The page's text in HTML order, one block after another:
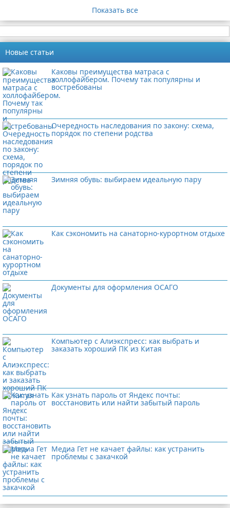
Показать все
Новые статьи
Каковы преимущества матраса с
холлофайбером. Почему так популярны и
востребованы
Очередность наследования по закону: схема,
порядок по степени родства
Зимняя обувь: выбираем идеальную пару
Как сэкономить на санаторно-курортном отдыхе
Документы для оформления ОСАГО
Компьютер с Алиэкспресс: как выбрать и
заказать хороший ПК из Китая
Как узнать пароль от Яндекс почты:
восстановить или найти забытый пароль
Медиа Гет не качает файлы: как устранить
проблемы с закачкой